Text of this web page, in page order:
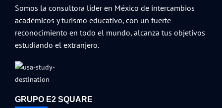
Somos la consultora líder en México de intercambios
académicos y turismo educativo, con un fuerte
reconocimiento en todo el mundo, alcanza tus objetivos
estudiando el extranjero.
GRUPO E2 SQUARE